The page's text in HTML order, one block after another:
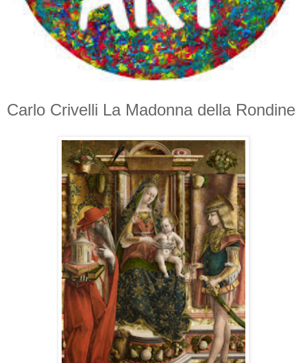
Carlo Crivelli La Madonna della Rondine